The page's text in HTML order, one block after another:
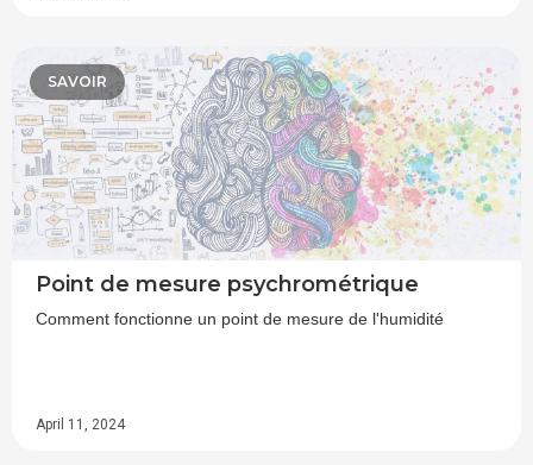
SAVOIR
Point de mesure psychrométrique
Comment fonctionne un point de mesure de l'humidité
April 11, 2024